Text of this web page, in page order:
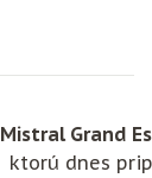
Mistral Grand
ktorú dnes